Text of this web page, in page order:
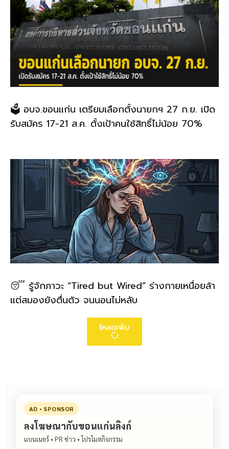
🗳️ อบจ.ขอนแก่น เตรียมเลือกตั้งนายกฯ 27 ก.ย. เปิด
รับสมัคร 17-21 ส.ค. ตั้งเป้าคนใช้สิทธิ์ไม่น้อย 70%
😴 รู้จักภาวะ “Tired but Wired” ร่างกายเหนื่อยล้า
แต่สมองยังตื่นตัว จนนอนไม่หลับ
โหลดเพิ่ม
AD • SPONSOR
ลงโฆษณากับขอนแก่นลิงก์
แบนเนอร์ • PR ข่าว • โปรโมตกิจกรรม